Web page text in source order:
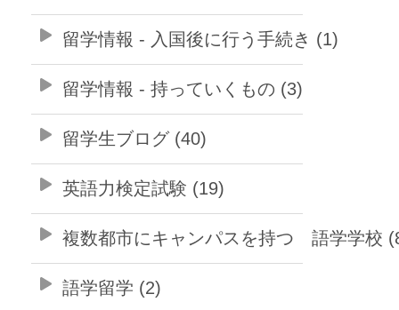
留学情報 - 入国後に行う手続き (1)
留学情報 - 持っていくもの (3)
留学生ブログ (40)
英語力検定試験 (19)
複数都市にキャンパスを持つ 語学学校
語学留学 (2)